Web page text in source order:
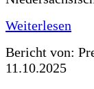
Weiterlesen
Bericht von:
11.10.2025